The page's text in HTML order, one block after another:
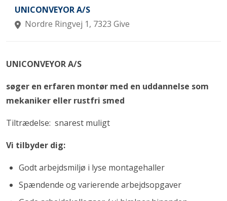
UNICONVEYOR A/S
Nordre Ringvej 1, 7323 Give
UNICONVEYOR A/S
søger en erfaren montør med en uddannelse som
mekaniker eller rustfri smed
Tiltrædelse: snarest muligt
Vi tilbyder dig:
Godt arbejdsmiljø i lyse montagehaller
Spændende og varierende arbejdsopgaver